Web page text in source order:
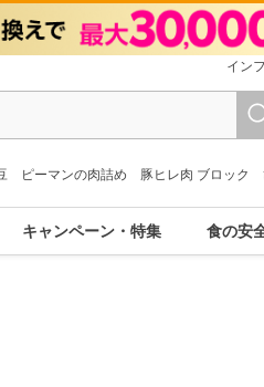
イン
ピーマンの肉詰め 豚ヒレ肉 ブロック
キャンペーン・特集 食の安